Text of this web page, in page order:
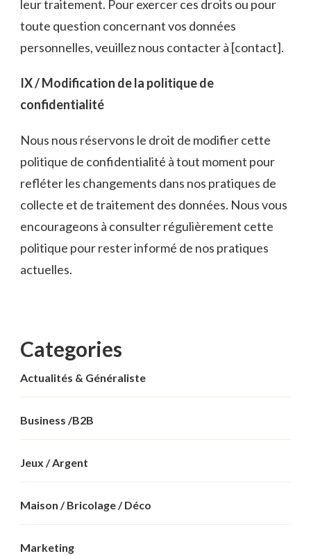
leur traitement. Pour exercer ces droits ou pour
toute question concernant vos données
personnelles, veuillez nous contacter à [contact].
IX / Modification de la politique de
confidentialité
Nous nous réservons le droit de modifier cette
politique de confidentialité à tout moment pour
refléter les changements dans nos pratiques de
collecte et de traitement des données. Nous vous
encourageons à consulter régulièrement cette
politique pour rester informé de nos pratiques
actuelles.
Categories
Actualités & Généraliste
Business /B2B
Jeux / Argent
Maison / Bricolage / Déco
Marketing